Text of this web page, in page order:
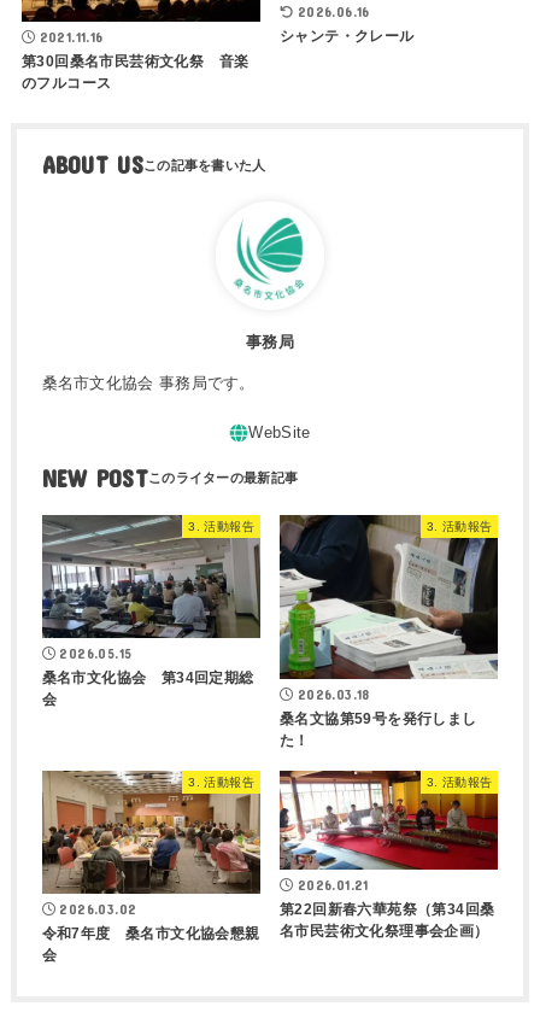
2021.11.16
第30回桑名市民芸術文化祭 音楽
のフルコース
2026.06.16
シャンテ・クレール
ABOUT US
事務局
桑名市文化協会 事務局です。
NEW POST
3. 活動報告
2026.05.15
桑名市文化協会 第34回定期総
会
3. 活動報告
2026.03.18
桑名文協第59号を発行しまし
た！
3. 活動報告
2026.03.02
令和7年度 桑名市文化協会懇親
会
3. 活動報告
2026.01.21
第22回新春六華苑祭（第34回桑
名市民芸術文化祭理事会企画）